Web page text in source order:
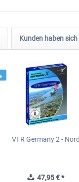
Kunden haben
VFR Germany 2 - Nord
47,95 € *